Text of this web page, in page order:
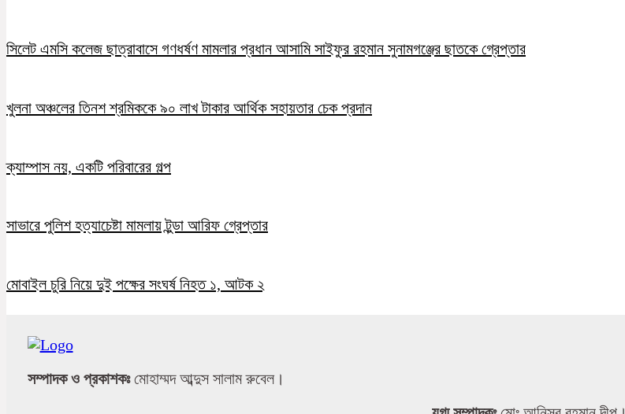
সিলেট এমসি কলেজ ছাত্রাবাসে গণধর্ষণ মামলার প্রধান আসামি সাইফুর রহমান সুনামগঞ্জের ছাতকে গ্রেপ্তার
খুলনা অঞ্চলের তিনশ শ্রমিককে ৯০ লাখ টাকার আর্থিক সহায়তার চেক প্রদান
ক্যাম্পাস নয়, একটি পরিবারের গল্প
সাভারে পুলিশ হত্যাচেষ্টা মামলায় টুন্ডা আরিফ গ্রেপ্তার
মোবাইল চুরি নিয়ে দুই পক্ষের সংঘর্ষ নিহত ১, আটক ২
সম্পাদক ও প্রকাশকঃমোহাম্মদ আব্দুস সালাম রুবেল।